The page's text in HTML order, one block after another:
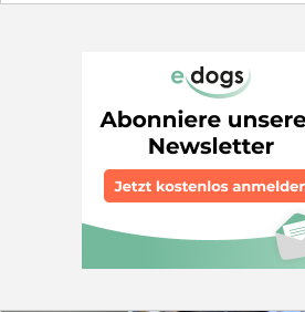
läuft nie durch das Gehege - er ist
Hütte geholt. Er ließ sich anfassen,
streicheln, aber dann ging er sofort
Heute ist der Tag, an dem er zum
Gesicht auf den Portalen und auf
bekommt. Wir wollen keine Zeit
ihn eine Familie oder Einzelperson zu
liebt und nie mehr im Stich lässt. Für
Garten und Menschen mit
Voraussetzung für eine Übernahme.
Hündin in der Familie leben. Rüden